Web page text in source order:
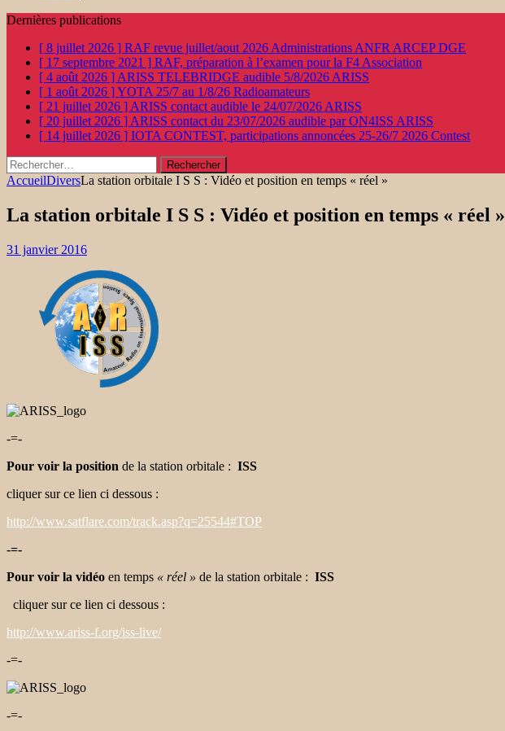
Dernières publications
[ 8 juillet 2026 ] RAF revue juillet/aout 2026 Administrations ANFR ARCEP DGE
[ 17 septembre 2021 ] RAF, préparation à l’examen pour la F4 Association
[ 4 août 2026 ] ARISS TELEBRIDGE audible 5/8/2026 ARISS
[ 1 août 2026 ]YOTA 25/7 au 1/8/26 Radioamateurs
[ 21 juillet 2026 ] ARISS contact audible le 24/07/2026 ARISS
[ 20 juillet 2026 ] ARISS contact du 23/07/2026 audible par ON4ISS ARISS
[ 14 juillet 2026 ] IOTA CONTEST, participations annoncées 25-26/7 2026 Contest
Rechercher :
AccueilDiversLa station orbitale I S S : Vidéo et position en temps « réel »
La station orbitale I S S : Vidéo et position en temps « réel »
31 janvier 2016
-=-
Pour voir la position de la station orbitale : ISS
cliquer sur ce lien ci dessous :
http://www.satflare.com/track.asp?q=25544#TOP
-=-
Pour voir la vidéo en temps « réel » de la station orbitale : ISS
cliquer sur ce lien ci dessous :
http://www.ariss-f.org/iss-live/
-=-
-=-